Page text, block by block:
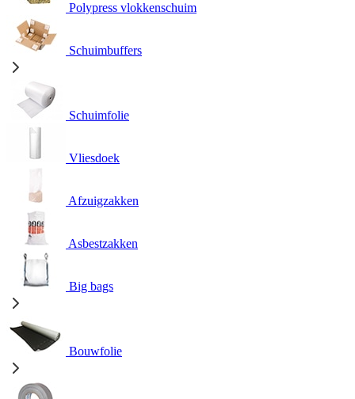
Polypress vlokkenschuim
Schuimbuffers
Schuimfolie
Vliesdoek
Afzuigzakken
Asbestzakken
Big bags
Bouwfolie